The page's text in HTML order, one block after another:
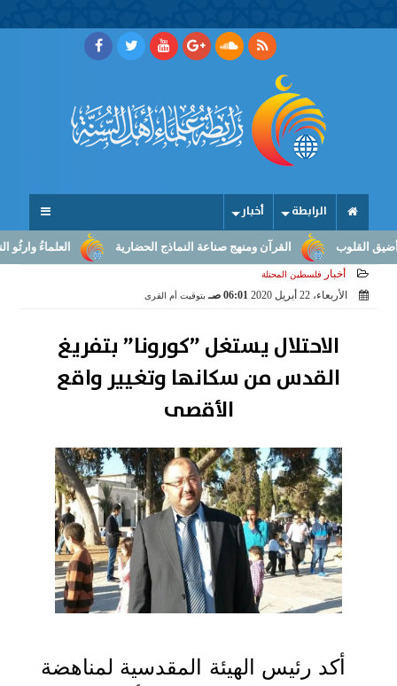
الرابطة أخبار
العلماءُ وارثُو النبوّة: القرآن ومنهج صناعة النماذج الحضارية
أخبار فلسطين المحتلة
الأربعاء، 22 أبريل 2020 06:01 صـ بتوقيت أم القرى
الاحتلال يستغل ”كورونا” بتفريغ
القدس من سكانها وتغيير واقع
الأقصى
أكد رئيس الهيئة المقدسية لمناهضة